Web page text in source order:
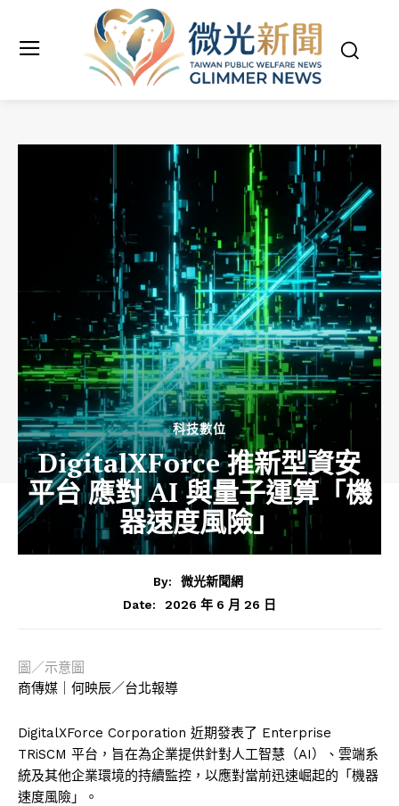
科技數位
DigitalXForce 推新型資安
平台 應對 AI 與量子運算「機
器速度風險」
By:
微光新聞網
Date:
2026 年 6 月 26 日
圖／示意圖
商傳媒｜何映辰／台北報導
DigitalXForce Corporation 近期發表了 Enterprise
TRiSCM 平台，旨在為企業提供針對人工智慧（AI）、雲端系
統及其他企業環境的持續監控，以應對當前迅速崛起的「機器
速度風險」。